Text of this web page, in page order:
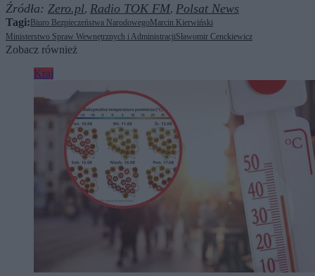
Źródła: Zero.pl, Radio TOK FM, Polsat News
Tagi:Biuro Bezpieczeństwa NarodowegoMarcin Kierwiński
Ministerstwo Spraw Wewnętrznych i AdministracjiSławomir Cenckiewicz
Zobacz również
Kraj